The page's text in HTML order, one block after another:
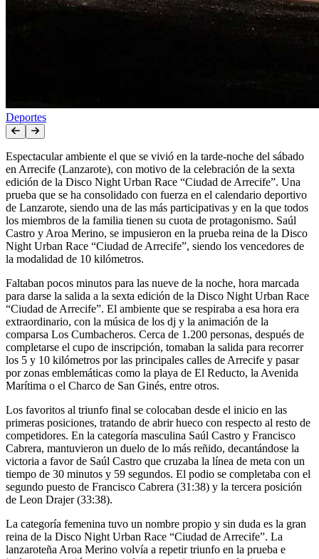
Deportes
Espectacular ambiente el que se vivió en la tarde-noche del sábado
en Arrecife (Lanzarote), con motivo de la celebración de la sexta
edición de la Disco Night Urban Race “Ciudad de Arrecife”. Una
prueba que se ha consolidado con fuerza en el calendario deportivo
de Lanzarote, siendo una de las más participativas y en la que todos
los miembros de la familia tienen su cuota de protagonismo. Saúl
Castro y Aroa Merino, se impusieron en la prueba reina de la Disco
Night Urban Race “Ciudad de Arrecife”, siendo los vencedores de
la modalidad de 10 kilómetros.
Faltaban pocos minutos para las nueve de la noche, hora marcada
para darse la salida a la sexta edición de la Disco Night Urban Race
“Ciudad de Arrecife”. El ambiente que se respiraba a esa hora era
extraordinario, con la música de los dj y la animación de la
comparsa Los Cumbacheros. Cerca de 1.200 personas, después de
completarse el cupo de inscripción, tomaban la salida para recorrer
los 5 y 10 kilómetros por las principales calles de Arrecife y pasar
por zonas emblemáticas como la playa de El Reducto, la Avenida
Marítima o el Charco de San Ginés, entre otros.
Los favoritos al triunfo final se colocaban desde el inicio en las
primeras posiciones, tratando de abrir hueco con respecto al resto de
competidores. En la categoría masculina Saúl Castro y Francisco
Cabrera, mantuvieron un duelo de lo más reñido, decantándose la
victoria a favor de Saúl Castro que cruzaba la línea de meta con un
tiempo de 30 minutos y 59 segundos. El podio se completaba con el
segundo puesto de Francisco Cabrera (31:38) y la tercera posición
de Leon Drajer (33:38).
La categoría femenina tuvo un nombre propio y sin duda es la gran
reina de la Disco Night Urban Race “Ciudad de Arrecife”. La
lanzaroteña Aroa Merino volvía a repetir triunfo en la prueba e